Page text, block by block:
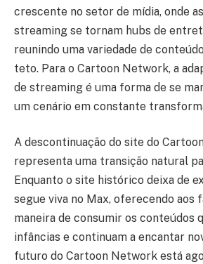
crescente no setor de mídia, onde
streaming se tornam hubs de
reunindo uma variedade de
teto. Para o Cartoon Network, a
de streaming é uma forma de se
um cenário em constante
A descontinuação do site do
representa uma transição natural
Enquanto o site histórico deixa de
segue viva no Max, oferecendo aos
maneira de consumir os conteúdos
infâncias e continuam a encantar
futuro do Cartoon Network está